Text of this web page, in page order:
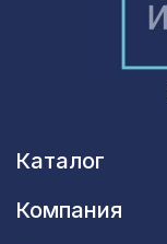
Каталог
Компания